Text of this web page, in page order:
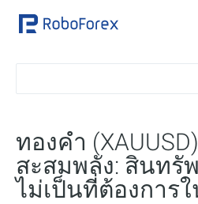
ทองคำ
สะสมพลัง: สินทรั
ไม่เป็นที่ต้องการ